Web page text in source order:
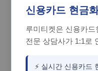
신용카드 현금
루미티켓은 신용카
전문 상담사가 1:1로
⚡ 실시간 신용카드